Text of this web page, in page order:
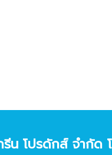
รีน โปรดักส์ จํากัด